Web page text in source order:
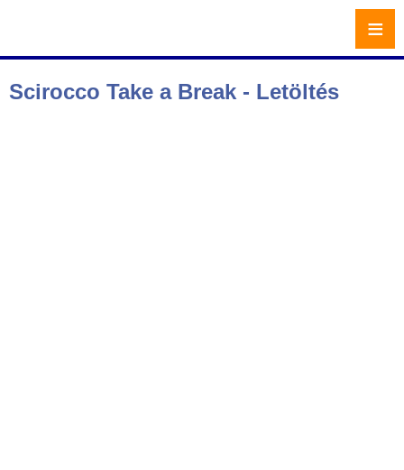
Scirocco Take a Break - Letöltés
≡